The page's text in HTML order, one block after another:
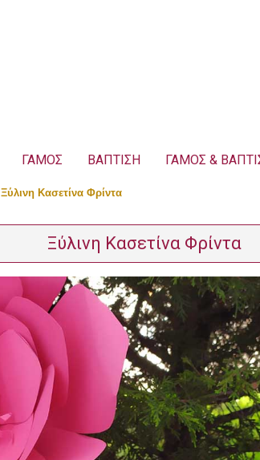
ΓΑΜΟΣ ΒΑΠΤΙΣΗ ΓΑΜΟΣ &
Ξύλινη Κασετίνα Φρίντα
Ξύλινη Κασετίνα Φρίντα